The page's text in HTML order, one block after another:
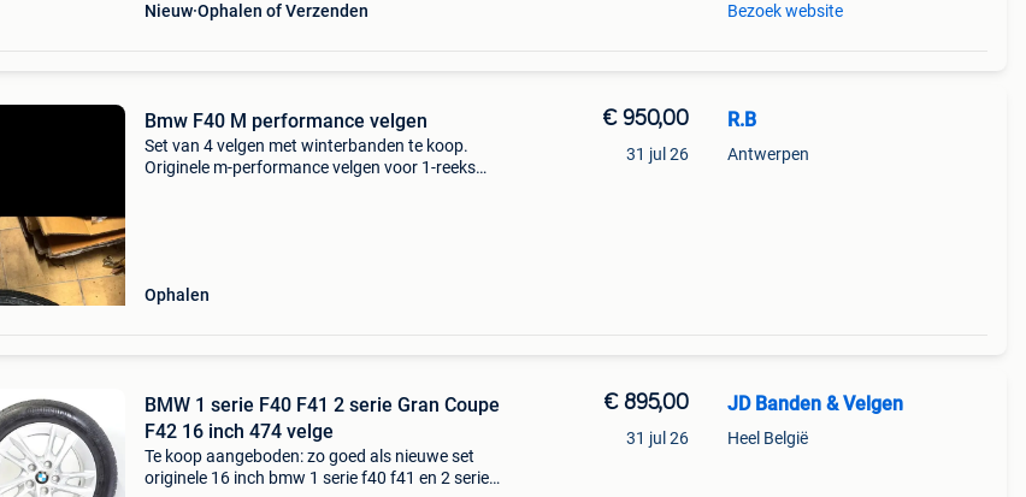
Nieuw Ophalen of Verzenden Bezoek website
Bmw F40 M performance velgen
Set van 4 velgen met winterbanden te koop.
Originele m-performance velgen voor 1-reeks
Ophalen
€ 950,00
31 jul 26
R.B
Antwerpen
BMW 1 serie F40 F41 2 serie Gran Coupe
F42 16 inch 474 velge
Te koop aangeboden: zo goed als nieuwe set
originele 16 inch bmw 1 serie f40 f41 en 2 serie
€ 895,00
31 jul 26
JD Banden & Velgen
Heel België